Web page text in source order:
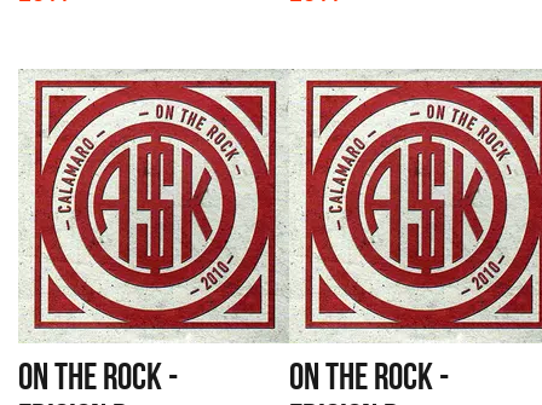
ON THE ROCK -
ON THE ROCK -